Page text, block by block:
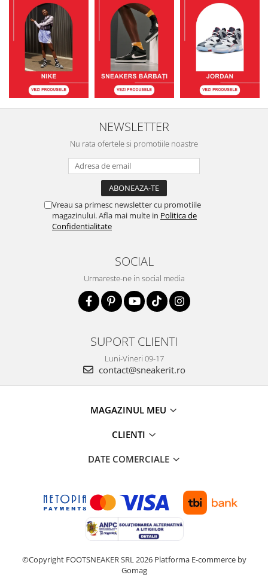
NEWSLETTER
Nu rata ofertele si promotiile noastre
Vreau sa primesc newsletter cu promotiile
magazinului. Afla mai multe in Politica de
Confidentialitate
SOCIAL
Urmareste-ne in social media
SUPORT CLIENTI
Luni-Vineri 09-17
contact@sneakerit.ro
MAGAZINUL MEU
CLIENTI
DATE COMERCIALE
©Copyright FOOTSNEAKER SRL 2026 Platforma E-commerce by
Gomag